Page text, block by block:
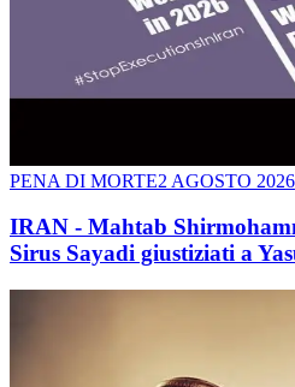
PENA DI MORTE2 AGOSTO 2026
IRAN - Mahtab
Sirus Sayadi giustiziati a